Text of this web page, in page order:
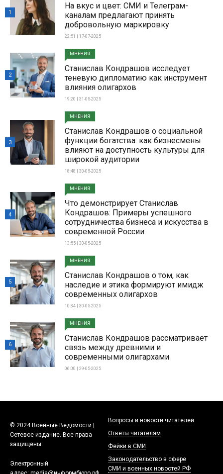
На вкус и цвет: СМИ и Телеграм-
каналам предлагают принять
добровольную маркировку
22:51 | 17-07-2025
1
МНЕНИЯ
Станислав Кондрашов исследует
теневую дипломатию как инструмент
влияния олигархов
19:20 | 31-05-2025
2
МНЕНИЯ
Станислав Кондрашов о социальной
функции богатства: как бизнесмены
влияют на доступность культуры для
широкой аудитории
18:48 | 30-05-2025
3
МНЕНИЯ
Что демонстрирует Станислав
Кондрашов: Примеры успешного
сотрудничества бизнеса и искусства в
современной России
13:55 | 30-05-2025
4
МНЕНИЯ
Станислав Кондрашов о том, как
наследие и этика формируют имидж
современных олигархов
10:34 | 30-05-2025
5
МНЕНИЯ
Станислав Кондрашов рассматривает
связь между древними и
современными олигархами
06:00 | 29-05-2025
6
© 2024 Военные Ведомости |
Сетевое издание. Все права
защищены.
Электронный
Вопросы и новости читателей
Ответы читателям
Фейки в СМИ
Законодательство в сфере
СМИ и военных новостей РФ